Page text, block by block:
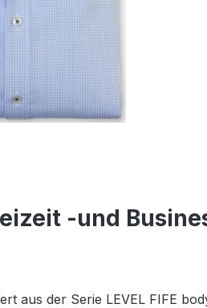
-und
aus der Serie LEVEL FIFE